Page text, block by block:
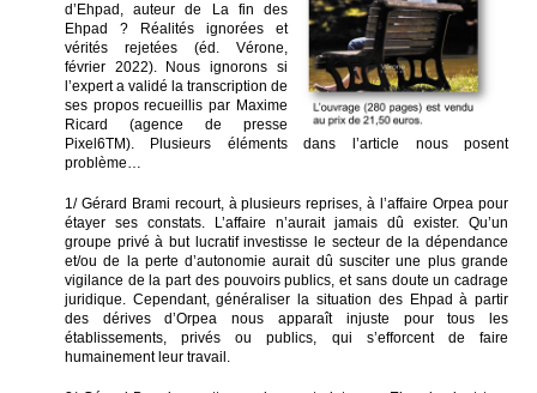
d’Ehpad, auteur de La fin des
Ehpad ? Réalités ignorées et
vérités rejetées (éd. Vérone,
février 2022). Nous ignorons si
l’expert a validé la transcription de
ses propos recueillis par Maxime
Ricard (agence de presse
Pixel6TM). Plusieurs éléments dans l’article nous posent
problème…
1/ Gérard Brami recourt, à plusieurs reprises, à l’affaire Orpea pour
étayer ses constats. L’affaire n’aurait jamais dû exister. Qu’un
groupe privé à but lucratif investisse le secteur de la dépendance
et/ou de la perte d’autonomie aurait dû susciter une plus grande
vigilance de la part des pouvoirs publics, et sans doute un cadrage
juridique. Cependant, généraliser la situation des Ehpad à partir
des dérives d’Orpea nous apparaît injuste pour tous les
établissements, privés ou publics, qui s’efforcent de faire
humainement leur travail.